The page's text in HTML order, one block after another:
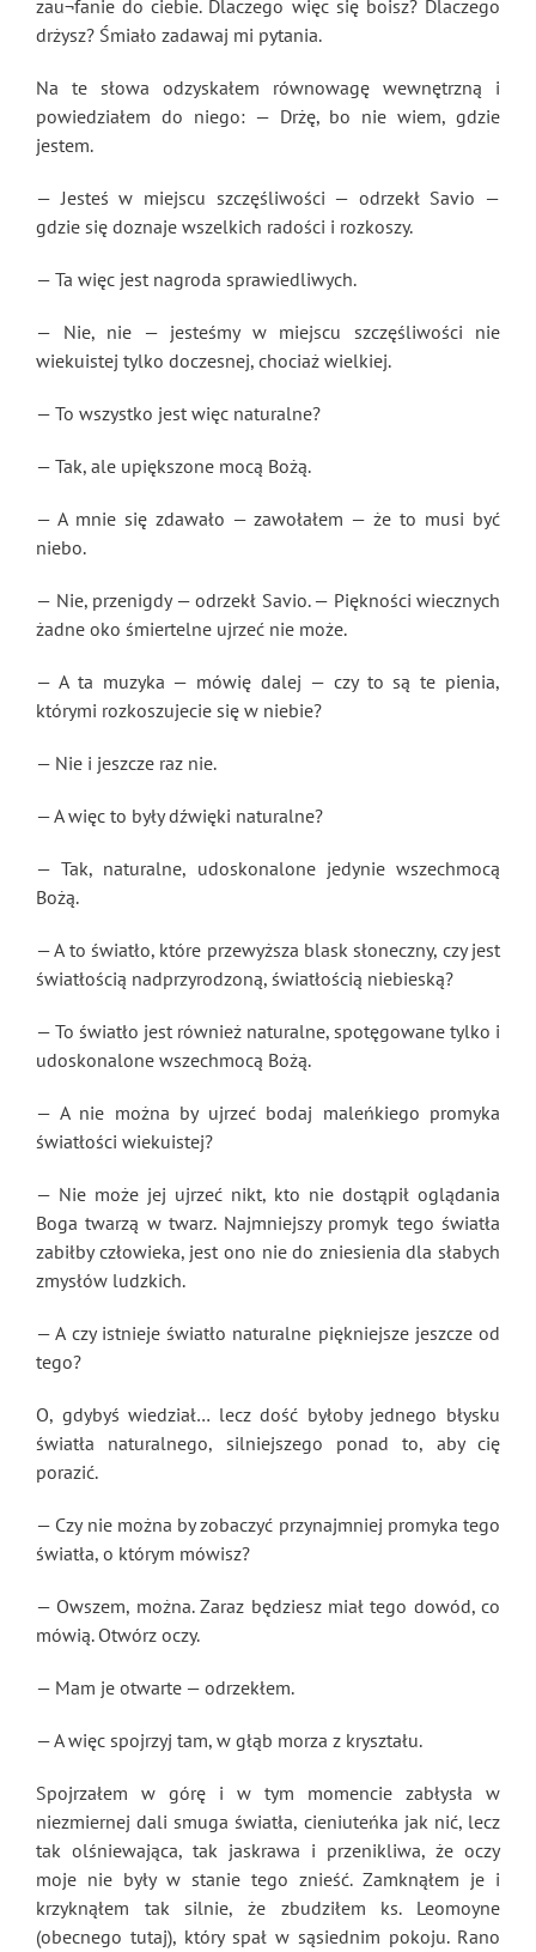
zau¬fanie do ciebie. Dlaczego więc się boisz? Dlaczego
drżysz? Śmiało zadawaj mi pytania.
Na te słowa odzyskałem równowagę wewnętrzną i
powiedziałem do niego: — Drżę, bo nie wiem, gdzie
jestem.
— Jesteś w miejscu szczęśliwości — odrzekł Savio —
gdzie się doznaje wszelkich radości i rozkoszy.
— Ta więc jest nagroda sprawiedliwych.
— Nie, nie — jesteśmy w miejscu szczęśliwości nie
wiekuistej tylko doczesnej, chociaż wielkiej.
— To wszystko jest więc naturalne?
— Tak, ale upiększone mocą Bożą.
— A mnie się zdawało — zawołałem — że to musi być
niebo.
— Nie, przenigdy — odrzekł Savio. — Piękności wiecznych
żadne oko śmiertelne ujrzeć nie może.
— A ta muzyka — mówię dalej — czy to są te pienia,
którymi rozkoszujecie się w niebie?
— Nie i jeszcze raz nie.
— A więc to były dźwięki naturalne?
— Tak, naturalne, udoskonalone jedynie wszechmocą
Bożą.
— A to światło, które przewyższa blask słoneczny, czy jest
światłością nadprzyrodzoną, światłością niebieską?
— To światło jest również naturalne, spotęgowane tylko i
udoskonalone wszechmocą Bożą.
— A nie można by ujrzeć bodaj maleńkiego promyka
światłości wiekuistej?
— Nie może jej ujrzeć nikt, kto nie dostąpił oglądania
Boga twarzą w twarz. Najmniejszy promyk tego światła
zabiłby człowieka, jest ono nie do zniesienia dla słabych
zmysłów ludzkich.
— A czy istnieje światło naturalne piękniejsze jeszcze od
tego?
O, gdybyś wiedział… lecz dość byłoby jednego błysku
światła naturalnego, silniejszego ponad to, aby cię
porazić.
— Czy nie można by zobaczyć przynajmniej promyka tego
światła, o którym mówisz?
— Owszem, można. Zaraz będziesz miał tego dowód, co
mówią. Otwórz oczy.
— Mam je otwarte — odrzekłem.
— A więc spojrzyj tam, w głąb morza z kryształu.
Spojrzałem w górę i w tym momencie zabłysła w
niezmiernej dali smuga światła, cieniuteńka jak nić, lecz
tak olśniewająca, tak jaskrawa i przenikliwa, że oczy
moje nie były w stanie tego znieść. Zamknąłem je i
krzyknąłem tak silnie, że zbudziłem ks. Leomoyne
(obecnego tutaj), który spał w sąsiednim pokoju. Rano